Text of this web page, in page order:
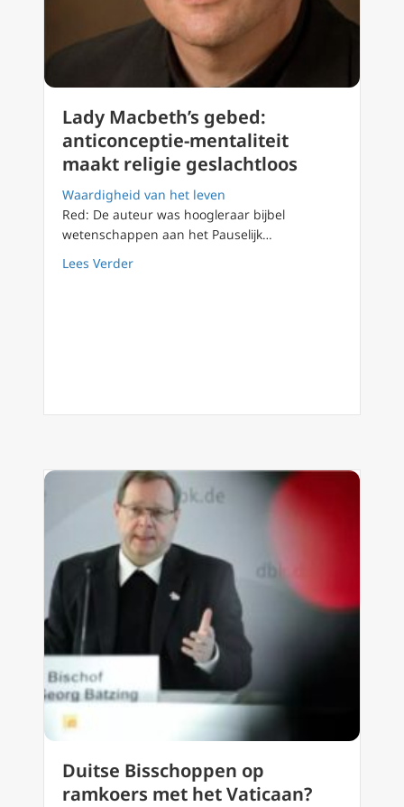
Lady Macbeth’s gebed:
anticonceptie-mentaliteit
maakt religie geslachtloos
Waardigheid van het leven
Red: De auteur was hoogleraar bijbel
wetenschappen aan het Pauselijk…
Lees Verderabout Lady Macbeth’s gebed:
Duitse Bisschoppen op
ramkoers met het Vaticaan?